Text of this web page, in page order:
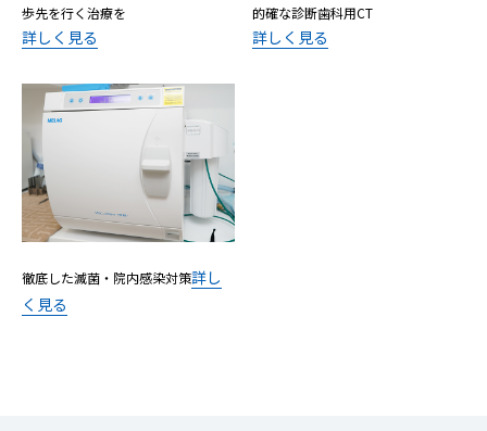
歩先を行く治療を
詳しく見る
的確な診断歯科用CT
詳しく見る
徹底した滅菌・院内感染対策詳し
く見る